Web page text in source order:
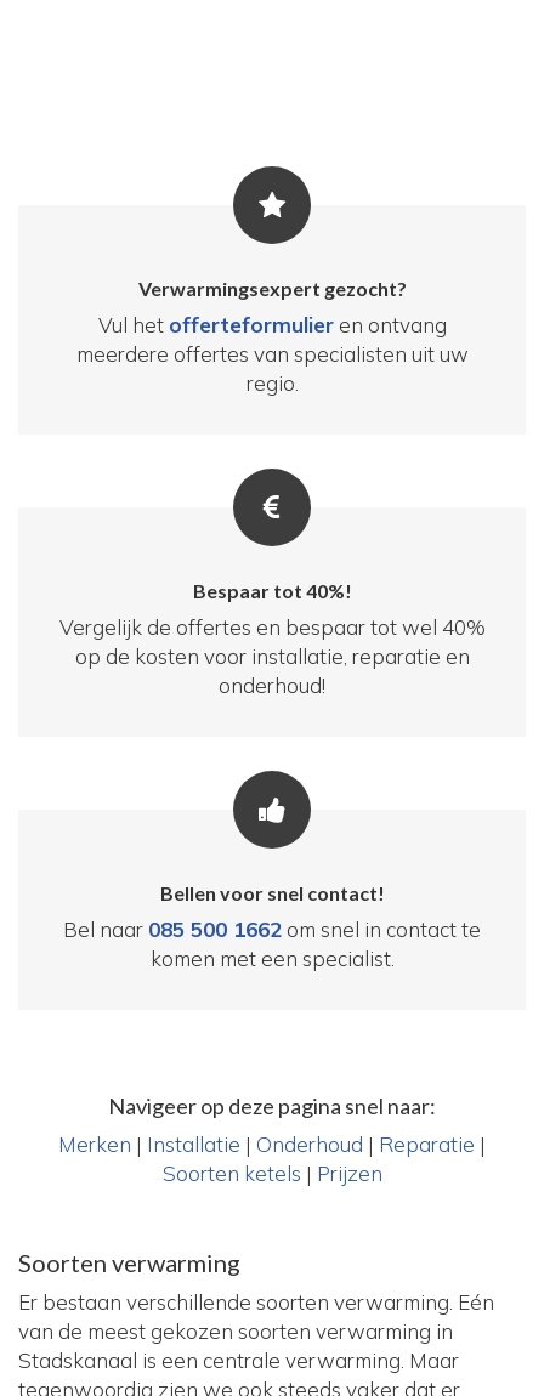
Verwarmingsexpert gezocht?
Vul het offerteformulieren ontvang
meerdere offertes van specialisten uit uw
regio.
Bespaar tot 40%!
Vergelijk de offertes en bespaar tot wel 40%
op de kosten voor installatie, reparatie en
onderhoud!
Bellen voor snel contact!
Bel naar 085 500 1662 om snel in contact te
komen met een specialist.
Navigeer op deze pagina snel naar:
Merken | Installatie | Onderhoud | Reparatie |
Soorten ketels | Prijzen
Soorten verwarming
Er bestaan verschillende soorten verwarming. Eén
van de meest gekozen soorten verwarming in
Stadskanaal is een centrale verwarming. Maar
tegenwoordig zien we ook steeds vaker dat er